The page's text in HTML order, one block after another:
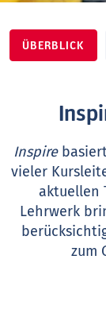
ÜBERBLICK
Inspire
vieler
aktuellen
Lehrwerk
zum